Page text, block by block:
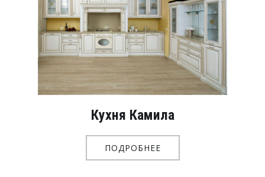
Кухня Камила
ПОДРОБНЕЕ